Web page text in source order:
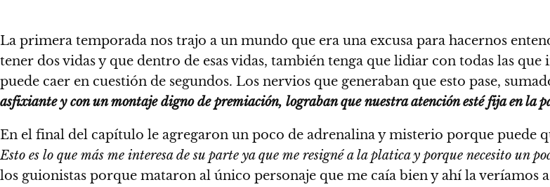
La primera temporada nos trajo a un mundo que era una excusa para hacernos
tener dos vidas y que dentro de esas vidas, también tenga que lidiar con todas las
puede caer en cuestión de segundos. Los nervios que generaban que esto pase,
asfixiante y con un montaje digno de premiación, lograban que nuestra atención esté fija en la
En el final del capítulo le agregaron un poco de adrenalina y misterio porque puede
Esto es lo que más me interesa de su parte ya que me resigné a la platica y porque necesito un
los guionistas porque mataron al único personaje que me caía bien y ahí la veríamos